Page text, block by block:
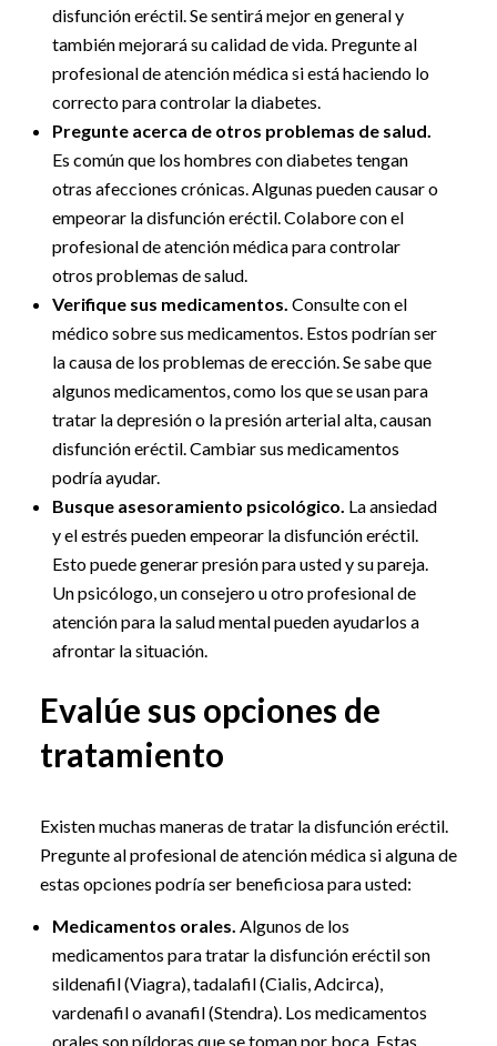
disfunción eréctil. Se sentirá mejor en general y
también mejorará su calidad de vida. Pregunte al
profesional de atención médica si está haciendo lo
correcto para controlar la diabetes.
Pregunte acerca de otros problemas de salud.
Es común que los hombres con diabetes tengan
otras afecciones crónicas. Algunas pueden causar o
empeorar la disfunción eréctil. Colabore con el
profesional de atención médica para controlar
otros problemas de salud.
Verifique sus medicamentos. Consulte con el
médico sobre sus medicamentos. Estos podrían ser
la causa de los problemas de erección. Se sabe que
algunos medicamentos, como los que se usan para
tratar la depresión o la presión arterial alta, causan
disfunción eréctil. Cambiar sus medicamentos
podría ayudar.
Busque asesoramiento psicológico. La ansiedad
y el estrés pueden empeorar la disfunción eréctil.
Esto puede generar presión para usted y su pareja.
Un psicólogo, un consejero u otro profesional de
atención para la salud mental pueden ayudarlos a
afrontar la situación.
Evalúe sus opciones de
tratamiento
Existen muchas maneras de tratar la disfunción eréctil.
Pregunte al profesional de atención médica si alguna de
estas opciones podría ser beneficiosa para usted:
Medicamentos orales. Algunos de los
medicamentos para tratar la disfunción eréctil son
sildenafil (Viagra), tadalafil (Cialis, Adcirca),
vardenafil o avanafil (Stendra). Los medicamentos
orales son píldoras que se toman por boca. Estas